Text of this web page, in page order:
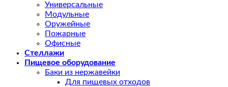
Универсальные
Модульные
Оружейные
Пожарные
Офисные
Стеллажи
Пищевое оборудование
Баки из нержавейки
Для пищевых отходов